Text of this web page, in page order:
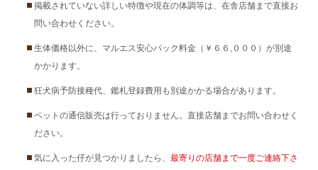
掲載されていない詳しい特徴や現在の体調等は、在舎店舗まで直接お
問い合わせください。
生体価格以外に、マルエス安心パック料金（￥６６,０００）が別途
かかります。
狂犬病予防接種代、鑑札登録費用も別途かかる場合があります。
ペットの通信販売は行っておりません。直接店舗までお問い合わせく
ださい。
気に入った仔が見つかりましたら、 最寄りの店舗まで一度ご連絡下さ